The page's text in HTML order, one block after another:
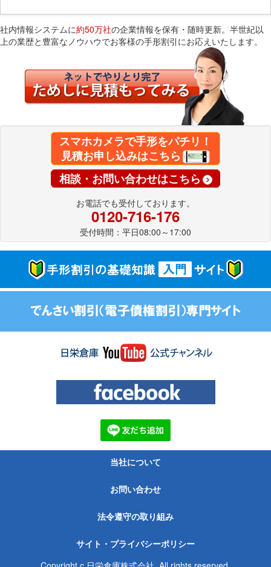
社内情報システムに約50万社の企業情報を保有・随時更新。半世紀以
上の業歴と豊富なノウハウでお客様の手形割引にお応えいたします。
スマホカメラで手形をパチリ！
見積お申し込みはこちら
相談・お問い合わせはこちら
お電話でも受付しております。
0120-716-176
受付時間：平日08:00～17:00
当社について
お問い合わせ
法令遵守の取り組み
サイト・プライバシーポリシー